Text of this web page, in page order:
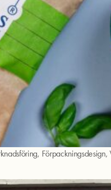
, Förpackningsdesign,